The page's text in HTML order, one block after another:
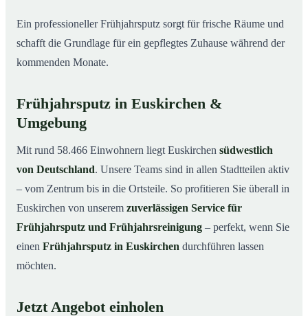
Ein professioneller Frühjahrsputz sorgt für frische Räume und
schafft die Grundlage für ein gepflegtes Zuhause während der
kommenden Monate.
Frühjahrsputz in Euskirchen &
Umgebung
Mit rund 58.466 Einwohnern liegt Euskirchen südwestlich
von Deutschland. Unsere Teams sind in allen Stadtteilen aktiv
– vom Zentrum bis in die Ortsteile. So profitieren Sie überall in
Euskirchen von unserem zuverlässigen Service für
Frühjahrsputz und Frühjahrsreinigung – perfekt, wenn Sie
einen Frühjahrsputz in Euskirchen durchführen lassen
möchten.
Jetzt Angebot einholen